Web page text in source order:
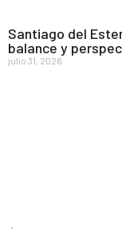
Santiago del
balance y
julio 31, 2026